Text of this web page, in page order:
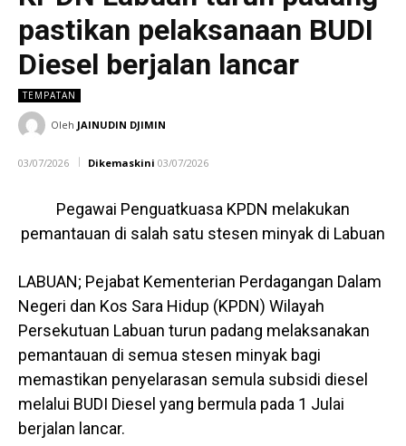
pastikan pelaksanaan BUDI
Diesel berjalan lancar
TEMPATAN
Oleh JAINUDIN DJIMIN
03/07/2026 Dikemaskini 03/07/2026
Pegawai Penguatkuasa KPDN melakukan
pemantauan di salah satu stesen minyak di Labuan
LABUAN; Pejabat Kementerian Perdagangan Dalam
Negeri dan Kos Sara Hidup (KPDN) Wilayah
Persekutuan Labuan turun padang melaksanakan
pemantauan di semua stesen minyak bagi
memastikan penyelarasan semula subsidi diesel
melalui BUDI Diesel yang bermula pada 1 Julai
berjalan lancar.